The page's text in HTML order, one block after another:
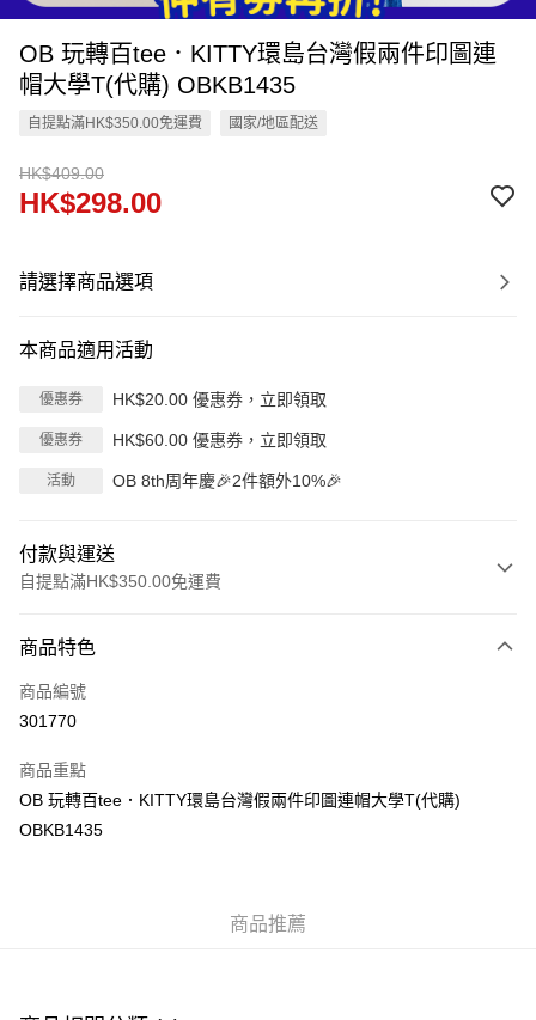
OB 玩轉百tee．KITTY環島台灣假兩件印圖連
帽大學T(代購) OBKB1435
自提點滿HK$350.00免運費 國家/地區配送
HK$409.00
HK$298.00
請選擇商品選項
本商品適用活動
優惠券 HK$20.00 優惠券，立即領取
優惠券 HK$60.00 優惠券，立即領取
活動 OB 8th周年慶🎉2件額外10%🎉
付款與運送
自提點滿HK$350.00免運費
信用卡
Apple Pay
PayMe
WeChat Pay
付款後順豐站及營業點
商品特色
商品編號
301770
商品重點
OB 玩轉百tee．KITTY環島台灣假兩件印圖連帽大學T(代購)
OBKB1435
商品推薦